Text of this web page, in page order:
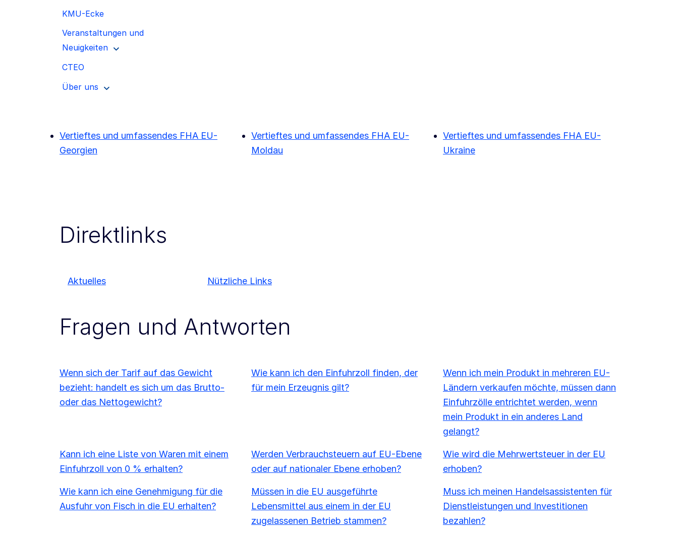
KMU-Ecke
Veranstaltungen und
Neuigkeiten
CTEO
Über uns
Vertieftes und umfassendes FHA EU-
Georgien
Vertieftes und umfassendes FHA EU-
Moldau
Vertieftes und umfassendes FHA EU-
Ukraine
Direktlinks
Aktuelles Nützliche Links
Fragen und Antworten
Wenn sich der Tarif auf das Gewicht
bezieht: handelt es sich um das Brutto-
oder das Nettogewicht?
Wie kann ich den Einfuhrzoll finden, der
für mein Erzeugnis gilt?
Wenn ich mein Produkt in mehreren EU-
Ländern verkaufen möchte, müssen dann
Einfuhrzölle entrichtet werden, wenn
mein Produkt in ein anderes Land
gelangt?
Kann ich eine Liste von Waren mit einem
Einfuhrzoll von 0 % erhalten?
Werden Verbrauchsteuern auf EU-Ebene
oder auf nationaler Ebene erhoben?
Wie wird die Mehrwertsteuer in der EU
erhoben?
Wie kann ich eine Genehmigung für die
Ausfuhr von Fisch in die EU erhalten?
Müssen in die EU ausgeführte
Lebensmittel aus einem in der EU
zugelassenen Betrieb stammen?
Muss ich meinen Handelsassistenten für
Dienstleistungen und Investitionen
bezahlen?